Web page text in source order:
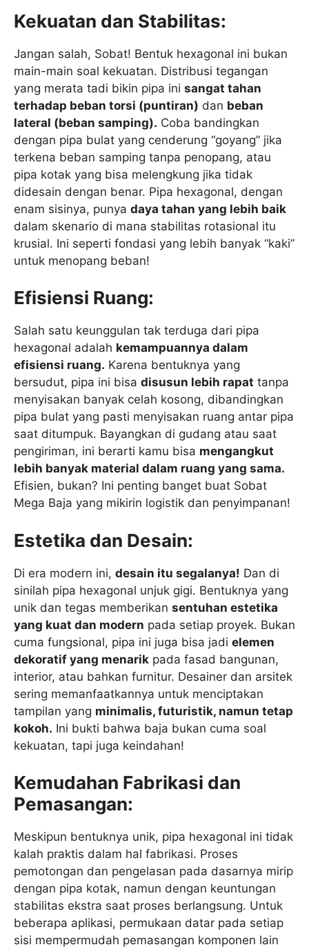
Kekuatan dan Stabilitas:
Jangan salah, Sobat! Bentuk hexagonal ini bukan
main-main soal kekuatan. Distribusi tegangan
yang merata tadi bikin pipa ini sangat tahan
terhadap beban torsi (puntiran) dan beban
lateral (beban samping). Coba bandingkan
dengan pipa bulat yang cenderung “goyang” jika
terkena beban samping tanpa penopang, atau
pipa kotak yang bisa melengkung jika tidak
didesain dengan benar. Pipa hexagonal, dengan
enam sisinya, punya daya tahan yang lebih baik
dalam skenario di mana stabilitas rotasional itu
krusial. Ini seperti fondasi yang lebih banyak “kaki”
untuk menopang beban!
Efisiensi Ruang:
Salah satu keunggulan tak terduga dari pipa
hexagonal adalah kemampuannya dalam
efisiensi ruang. Karena bentuknya yang
bersudut, pipa ini bisa disusun lebih rapat tanpa
menyisakan banyak celah kosong, dibandingkan
pipa bulat yang pasti menyisakan ruang antar pipa
saat ditumpuk. Bayangkan di gudang atau saat
pengiriman, ini berarti kamu bisa mengangkut
lebih banyak material dalam ruang yang sama.
Efisien, bukan? Ini penting banget buat Sobat
Mega Baja yang mikirin logistik dan penyimpanan!
Estetika dan Desain:
Di era modern ini, desain itu segalanya! Dan di
sinilah pipa hexagonal unjuk gigi. Bentuknya yang
unik dan tegas memberikan sentuhan estetika
yang kuat dan modern pada setiap proyek. Bukan
cuma fungsional, pipa ini juga bisa jadi elemen
dekoratif yang menarik pada fasad bangunan,
interior, atau bahkan furnitur. Desainer dan arsitek
sering memanfaatkannya untuk menciptakan
tampilan yang minimalis, futuristik, namun tetap
kokoh. Ini bukti bahwa baja bukan cuma soal
kekuatan, tapi juga keindahan!
Kemudahan Fabrikasi dan
Pemasangan:
Meskipun bentuknya unik, pipa hexagonal ini tidak
kalah praktis dalam hal fabrikasi. Proses
pemotongan dan pengelasan pada dasarnya mirip
dengan pipa kotak, namun dengan keuntungan
stabilitas ekstra saat proses berlangsung. Untuk
beberapa aplikasi, permukaan datar pada setiap
sisi mempermudah pemasangan komponen lain